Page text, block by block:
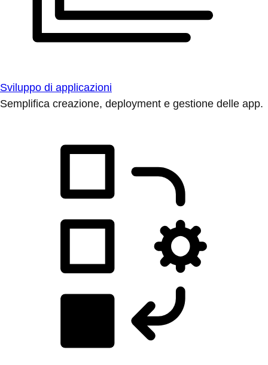
Sviluppo di applicazioni
Semplifica creazione, deployment e gestione delle app.